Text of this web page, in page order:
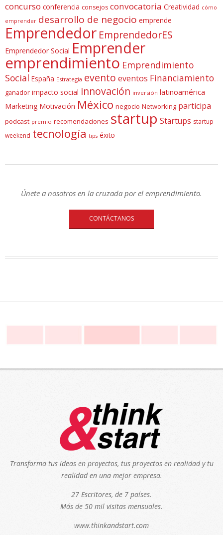
concurso conferencia consejos convocatoria Creatividad cómo
emprender desarrollo de negocio emprende
Emprendedor EmprendedorES
Emprendedor Social Emprender
emprendimiento Emprendimiento
Social España Estrategia evento eventos Financiamiento
ganador impacto social innovación inversión latinoamérica
Marketing Motivación México negocio Networking participa
podcast premio recomendaciones startup Startups startup
weekend tecnología tips éxito
Únete a nosotros en la cruzada por el emprendimiento.
CONTÁCTANOS
Transforma tus ideas en proyectos, tus proyectos en realidad y tu
realidad en una mejor empresa.
27 Escritores, de 7 países.
Más de 50 mil visitas mensuales.
www.thinkandstart.com